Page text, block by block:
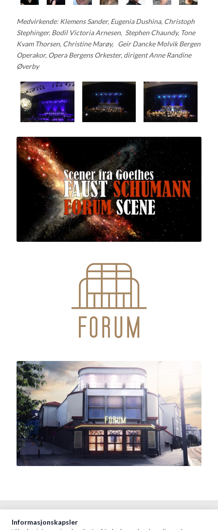
Medvirkende: Klemens Sander, Eugenia Dushina, Christoph
Stephinger, Bodil Victoria Arnesen, Stephen Chaundy, Tone
Kvam Thorsen, Christine Marøy, Geir Dancke Molvik Bergen
Operakor, Opera Bergens Orkester, dirigent Anne Randine
Øverby